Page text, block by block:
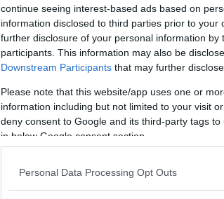
continue seeing interest-based ads based on
information disclosed to third parties prior to
further disclosure of your personal information by
participants. This information may also be
Downstream Participants that may further
Please note that this website/app uses one or
information including but not limited to your visit
deny consent to Google and its third-party tags
in below Google consent section.
Personal Data Processing Opt Outs